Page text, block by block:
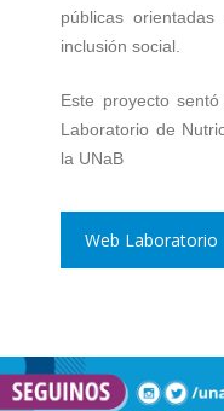
públicas
inclusión social.
Este proyecto
Laboratorio de
la UNaB
Web Laboratorio